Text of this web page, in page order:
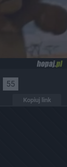
55
Kopiuj link